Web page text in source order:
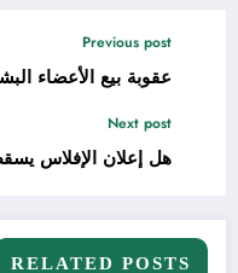
Previous post
عقوبة بيع الأعضاء
Next post
هل إعلان الإفلاس
RELATED POSTS